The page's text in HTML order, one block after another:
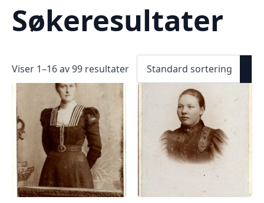
Søkeresultater
Viser 1–16 av 99 resultater